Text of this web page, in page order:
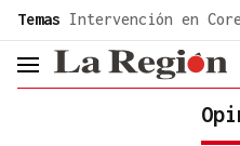
common.go-to-content
Temas Intervención en
header.menu.open